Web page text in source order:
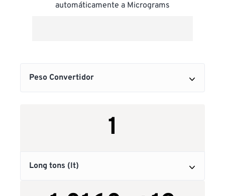
automáticamente a Micrograms